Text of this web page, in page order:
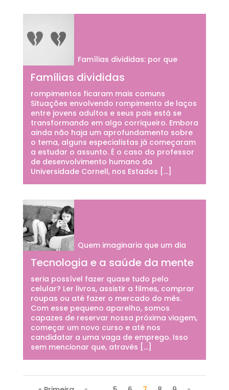
Famílias divididas
Famílias divididas: por que
rompimentos ficaram mais comuns
Situações envolvendo rompimento de laços
entre jovens adultos e seus pais está se
transformando em algo corriqueiro. Embora
ainda não haja um aprofundamento sobre
o tema, alguns especialistas já começaram
a estudar o assunto. É o caso do professor
de desenvolvimento humano da
Universidade Cornell, nos Estados […]
Tecnologia e a saúde da mente
Quem imaginaria que um dia
seria possível fazer quase tudo pelo
celular? Ler livros, assistir a filmes, comprar
roupas ou até fazer o mercado do mês.
Com esse pequeno aparelho, somos
capazes de reservar nossa próxima viagem,
começar um novo curso e até nos
candidatar a uma vaga de emprego. Isso
sem mencionar que, através […]